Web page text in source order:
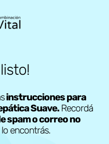
listo!
instrucciones para
Suave.Recordá
spam o correo no
lo encontrás.